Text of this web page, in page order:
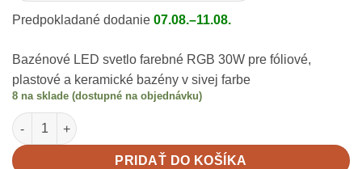
Predpokladané dodanie 07.08.–11.08.
Bazénové LED svetlo farebné RGB 30W pre fóliové,
plastové a keramické bazény v sivej farbe
8 na sklade (dostupné na objednávku)
množstvo LED svetlo farebné RGB STD2002 sivá 30W
PRIDAŤ DO KOŠÍKA